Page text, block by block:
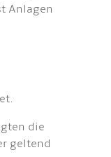
Anlagen
die
geltend